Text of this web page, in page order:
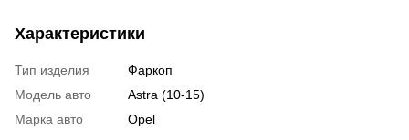
Характеристики
Тип изделия
Фаркоп
Модель авто
Astra (10-15)
Марка авто
Opel